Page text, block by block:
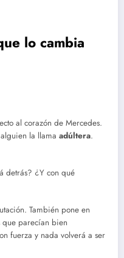
lo cambia
al corazón de Mercedes.
la llama adúltera.
detrás? ¿Y con qué
También pone en
que parecían bien
fuerza y nada volverá a ser